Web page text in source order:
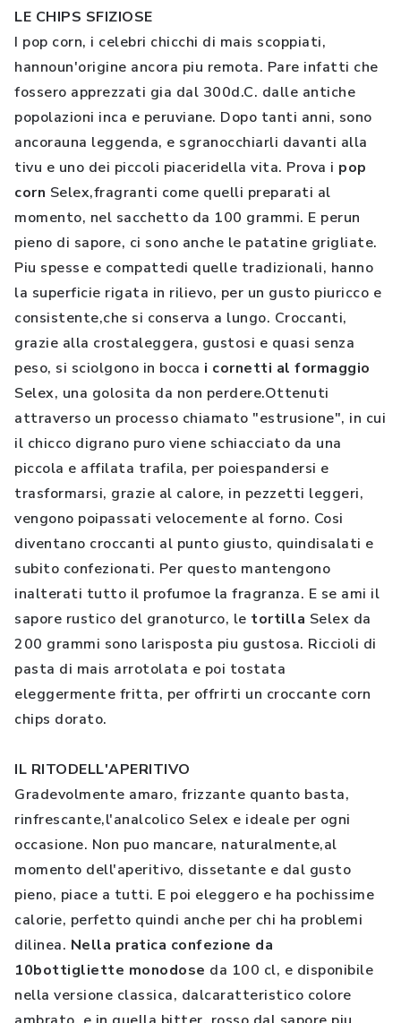
LE CHIPS SFIZIOSE
I pop corn, i celebri chicchi di mais scoppiati,
hannoun'origine ancora piu remota. Pare infatti che
fossero apprezzati gia dal 300d.C. dalle antiche
popolazioni inca e peruviane. Dopo tanti anni, sono
ancorauna leggenda, e sgranocchiarli davanti alla
tivu e uno dei piccoli piaceridella vita. Prova i pop
corn Selex,fragranti come quelli preparati al
momento, nel sacchetto da 100 grammi. E perun
pieno di sapore, ci sono anche le patatine grigliate.
Piu spesse e compattedi quelle tradizionali, hanno
la superficie rigata in rilievo, per un gusto piuricco e
consistente,che si conserva a lungo. Croccanti,
grazie alla crostaleggera, gustosi e quasi senza
peso, si sciolgono in bocca i cornetti al formaggio
Selex, una golosita da non perdere.Ottenuti
attraverso un processo chiamato "estrusione", in cui
il chicco digrano puro viene schiacciato da una
piccola e affilata trafila, per poiespandersi e
trasformarsi, grazie al calore, in pezzetti leggeri,
vengono poipassati velocemente al forno. Cosi
diventano croccanti al punto giusto, quindisalati e
subito confezionati. Per questo mantengono
inalterati tutto il profumoe la fragranza. E se ami il
sapore rustico del granoturco, le tortilla Selex da
200 grammi sono larisposta piu gustosa. Riccioli di
pasta di mais arrotolata e poi tostata
eleggermente fritta, per offrirti un croccante corn
chips dorato.
IL RITODELL'APERITIVO
Gradevolmente amaro, frizzante quanto basta,
rinfrescante,l'analcolico Selex e ideale per ogni
occasione. Non puo mancare, naturalmente,al
momento dell'aperitivo, dissetante e dal gusto
pieno, piace a tutti. E poi eleggero e ha pochissime
calorie, perfetto quindi anche per chi ha problemi
dilinea. Nella pratica confezione da
10bottigliette monodose da 100 cl, e disponibile
nella versione classica, dalcaratteristico colore